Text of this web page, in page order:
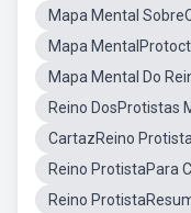
Mapa Mental
Mapa
Mapa Mental Do
Reino DosProtistas
CartazReino Protista
Reino ProtistaPara
Reino